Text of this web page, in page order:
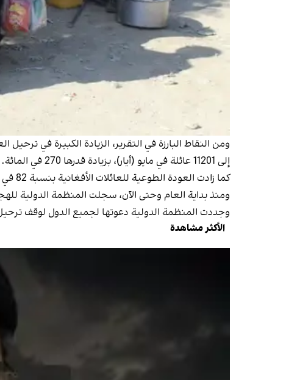
إلى 11201 عائلة في مايو (أيار)، بزيادة قدرها 270 في المائة.
كما زادت العودة الطوعية للعائلات الأفغانية بنسبة 82 في المائة، من 2737 عائلة في أبريل إلى 4474 عائلة في مايو.
ومنذ بداية العام وحتى الآن، سجلت المنظمة الدولية للهجرة عودة 457,103 أشخاص من إيران، شكلت العائلات 27 في المائة منهم، بينما شكل
وجددت المنظمة الدولية دعوتها لجميع الدول لوقف
الأكثر مشاهدة